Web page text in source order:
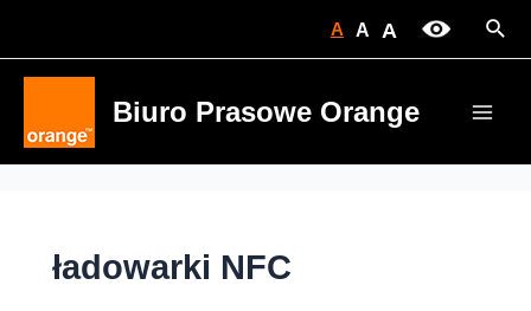
A A A
Biuro Prasowe Orange
ładowarki NFC